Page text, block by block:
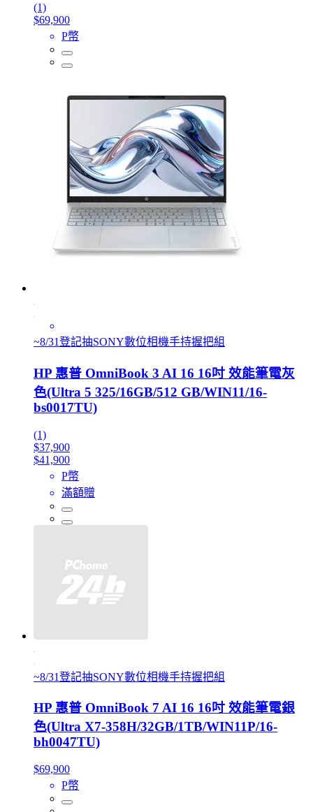
(1)
$69,900
P幣
~8/31登記抽SONY數位相機手持握把組
HP 惠普 OmniBook 3 AI 16 16吋 效能筆電灰
色(Ultra 5 325/16GB/512 GB/WIN11/16-
bs0017TU)
(1)
$37,900
$41,900
P幣
滿額贈
~8/31登記抽SONY數位相機手持握把組
HP 惠普 OmniBook 7 AI 16 16吋 效能筆電銀
色(Ultra X7-358H/32GB/1TB/WIN11P/16-
bh0047TU)
$69,900
P幣